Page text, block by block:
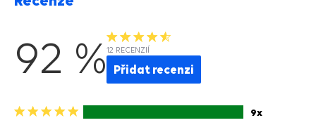
92 %12 RECENZIÍ
Přidat recenzi
5
9x